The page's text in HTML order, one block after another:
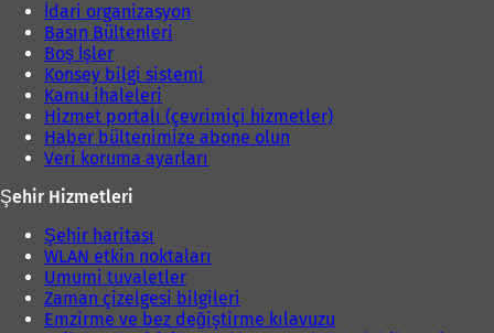
İdari organizasyon
Basın Bültenleri
Boş İşler
Konsey bilgi sistemi
Kamu ihaleleri
Hizmet portalı (çevrimiçi hizmetler)
Haber bültenimize abone olun
Veri koruma ayarları
Şehir Hizmetleri
Şehir haritası
WLAN etkin noktaları
Umumi tuvaletler
Zaman çizelgesi bilgileri
Emzirme ve bez değiştirme kılavuzu